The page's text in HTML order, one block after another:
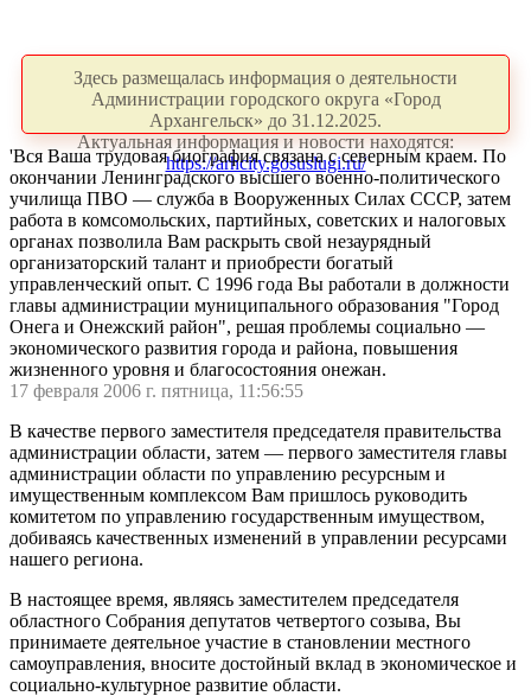
Здесь размещалась информация о деятельности
Администрации городского округа «Город
Архангельск» до 31.12.2025.
Актуальная информация и новости находятся:
https://arhcity.gosuslugi.ru/
'Вся Ваша трудовая биография связана с северным краем. По
окончании Ленинградского высшего военно-политического
училища ПВО — служба в Вооруженных Силах СССР, затем
работа в комсомольских, партийных, советских и налоговых
органах позволила Вам раскрыть свой незаурядный
организаторский талант и приобрести богатый
управленческий опыт. С 1996 года Вы работали в должности
главы администрации муниципального образования "Город
Онега и Онежский район", решая проблемы социально —
экономического развития города и района, повышения
жизненного уровня и благосостояния онежан.
17 февраля 2006 г. пятница, 11:56:55
В качестве первого заместителя председателя правительства
администрации области, затем — первого заместителя главы
администрации области по управлению ресурсным и
имущественным комплексом Вам пришлось руководить
комитетом по управлению государственным имуществом,
добиваясь качественных изменений в управлении ресурсами
нашего региона.
В настоящее время, являясь заместителем председателя
областного Собрания депутатов четвертого созыва, Вы
принимаете деятельное участие в становлении местного
самоуправления, вносите достойный вклад в экономическое и
социально-культурное развитие области.